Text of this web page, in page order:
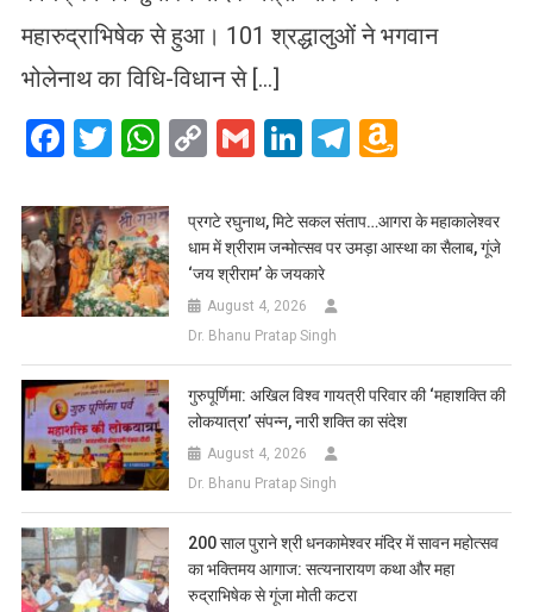
महारुद्राभिषेक से हुआ। 101 श्रद्धालुओं ने भगवान
भोलेनाथ का विधि-विधान से […]
Facebook
Twitter
WhatsApp
CopyGmailLinkedIn
Telegram
List
प्रगटे रघुनाथ, मिटे सकल संताप…आगरा के महाकालेश्वर
धाम में श्रीराम जन्मोत्सव पर उमड़ा आस्था का सैलाब, गूंजे
‘जय श्रीराम’ के जयकारे
August 4, 2026
Dr. Bhanu Pratap Singh
गुरुपूर्णिमा: अखिल विश्व गायत्री परिवार की ‘महाशक्ति की
लोकयात्रा’ संपन्न, नारी शक्ति का संदेश
August 4, 2026
Dr. Bhanu Pratap Singh
200 साल पुराने श्री धनकामेश्वर मंदिर में सावन महोत्सव
का भक्तिमय आगाज: सत्यनारायण कथा और महा
रुद्राभिषेक से गूंजा मोती कटरा